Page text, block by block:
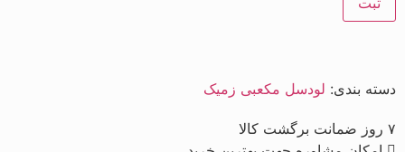
دسته بندی: لودسل مکعبی زمیک
۷ روز ضمانت برگشت کالا